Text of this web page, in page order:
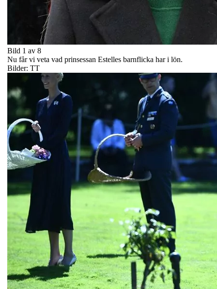
Bild 1 av 8
Nu får vi veta vad prinsessan Estelles barnflicka har i lön.
Bilder: TT